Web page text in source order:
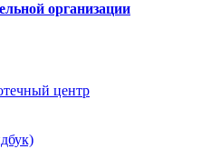
организации
центр